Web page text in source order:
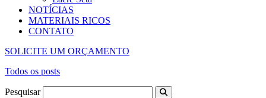
NOTÍCIAS
MATERIAIS RICOS
CONTATO
SOLICITE UM ORÇAMENTO
Todos os posts
Pesquisar